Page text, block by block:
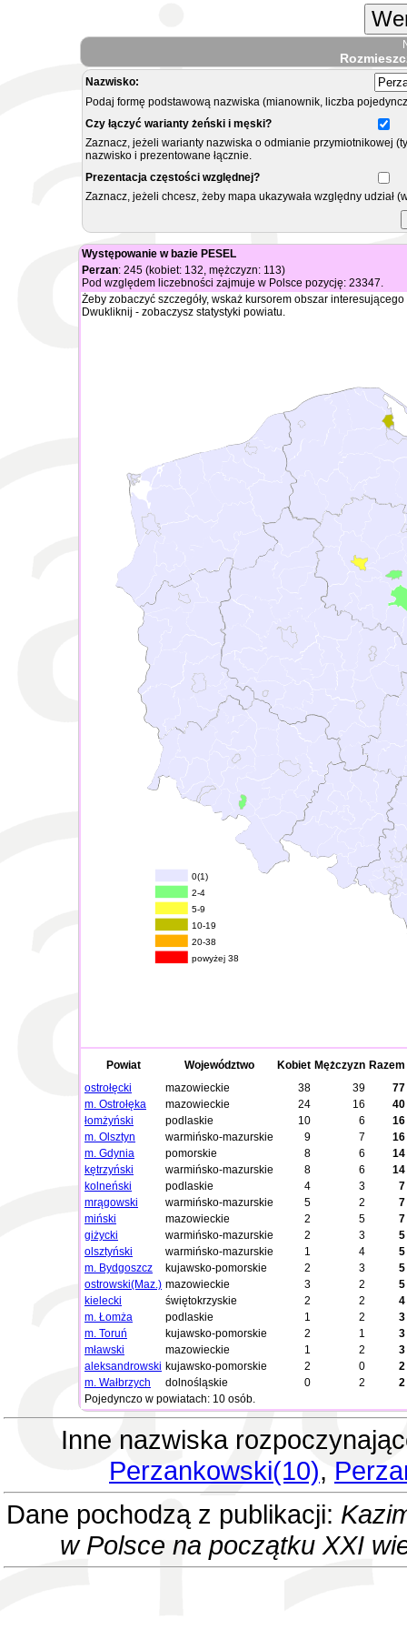
Nazwisko:
Podaj formę podstawową nazwiska (mianownik, liczba
Czy łączyć warianty żeński i męski?
Zaznacz, jeżeli warianty nazwiska o odmianie przymiotnikowej
nazwisko i prezentowane łącznie.
Prezentacja częstości względnej?
Zaznacz, jeżeli chcesz, żeby mapa ukazywała względny
Występowanie w bazie PESEL
Perzan: 245 (kobiet: 132, mężczyzn: 113)
Pod względem liczebności zajmuje w Polsce pozycję: 23347.
Żeby zobaczyć szczegóły, wskaż kursorem obszar
Dwukliknij - zobaczysz statystyki powiatu.
0(1)
2-4
5-9
10-19
20-38
powyżej 38
Powiat Województwo Kobiet Mężczyzn Razem
ostrołęcki
mazowieckie 38 39
77
m. Ostrołęka
mazowieckie 24 16
40
łomżyński
podlaskie 10 6
16
m. Olsztyn
warmińsko-mazurskie 9 7
16
m. Gdynia
pomorskie 8 6
14
kętrzyński
warmińsko-mazurskie 8 6
14
kolneński
podlaskie 4 3
7
mrągowski
warmińsko-mazurskie 5 2
7
miński
mazowieckie 2 5
7
giżycki
warmińsko-mazurskie 2 3
5
olsztyński
warmińsko-mazurskie 1 4
5
m. Bydgoszcz
kujawsko-pomorskie 2 3
5
ostrowski(Maz.) mazowieckie 3 2
5
kielecki
świętokrzyskie 2 2
4
m. Łomża
podlaskie 1 2
3
m. Toruń
kujawsko-pomorskie 2 1
3
mławski
mazowieckie 1 2
3
aleksandrowski kujawsko-pomorskie 2 0
2
m. Wałbrzych
dolnośląskie 0 2
2
Pojedynczo w powiatach: 10 osób.
Inne nazwiska
Perzankowski(10),
Dane pochodzą z publikacji:
w Polsce na początku XXI